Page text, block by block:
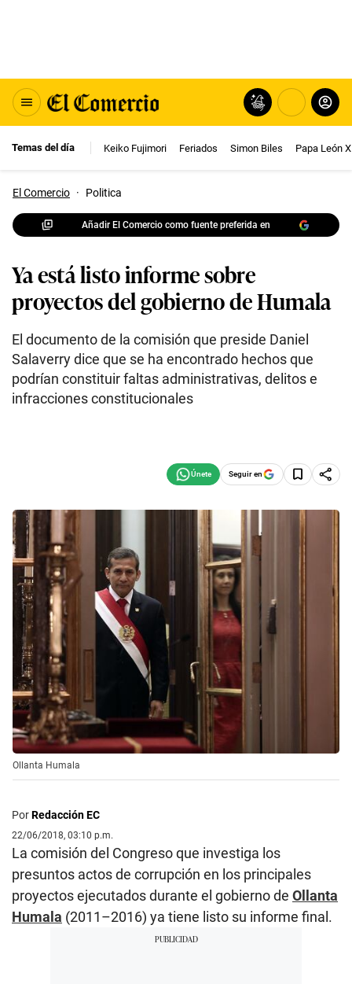
Temas del día Keiko Fujimori Feriados Simon Biles Papa León
El Comercio · Politica
Añadir El Comercio como fuente preferida en
Ya está listo informe sobre
proyectos del gobierno de Humala
El documento de la comisión que preside Daniel
Salaverry dice que se ha encontrado hechos que
podrían constituir faltas administrativas, delitos e
infracciones constitucionales
Seguir en
Ollanta Humala
PorRedacción EC
22/06/2018, 03:10 p.m.
La comisión del Congreso que investiga los
presuntos actos de corrupción en los principales
proyectos ejecutados durante el gobierno de Ollanta
Humala (2011–2016) ya tiene listo su informe final.